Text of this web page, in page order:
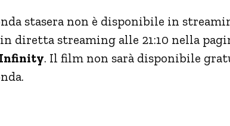
stasera non è disponibile in
diretta streaming alle 21:10 nella
. Il film non sarà disponibile